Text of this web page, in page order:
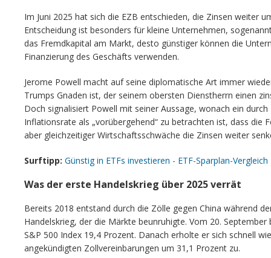
Im Juni 2025 hat sich die EZB entschieden, die Zinsen weiter
Entscheidung ist besonders für kleine Unternehmen,
das Fremdkapital am Markt, desto günstiger können die
Finanzierung des Geschäfts verwenden.
Jerome Powell macht auf seine diplomatische Art immer
Trumps Gnaden ist, der seinem obersten Dienstherrn einen
Doch signalisiert Powell mit seiner Aussage, wonach ein
Inflationsrate als „vorübergehend“ zu betrachten ist, dass die
aber gleichzeitiger Wirtschaftsschwäche die Zinsen weiter
Surftipp: Günstig in ETFs investieren - ETF-Sparplan-Vergleich
Was der erste Handelskrieg über 2025 verrät
Bereits 2018 entstand durch die Zölle gegen China während
Handelskrieg, der die Märkte beunruhigte. Vom 20.
S&P 500 Index 19,4 Prozent. Danach erholte er sich schnell
angekündigten Zollvereinbarungen um 31,1 Prozent zu.